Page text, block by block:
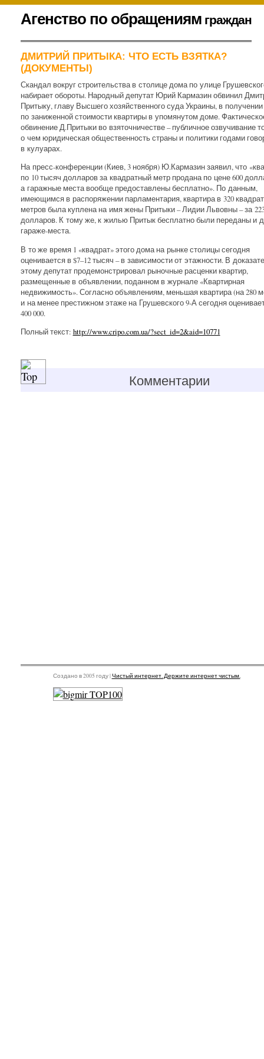
К
содержимому .
Агенство по обращениямграждан
ДМИТРИЙ ПРИТЫКА: ЧТО ЕСТЬ ВЗЯТКА?
(ДОКУМЕНТЫ)
Скандал вокруг строительства в столице дома по улице
набирает обороты. Народный депутат Юрий Кармазин обвинил
Притыку, главу Высшего хозяйственного суда Украины, в получении
по заниженной стоимости квартиры в упомянутом доме.
обвинение Д.Притыки во взяточничестве – публичное озвучивание
о чем юридическая общественность страны и политики годами
в кулуарах.
На пресс-конференции (Киев, 3 ноября) Ю.Кармазин заявил, что
по 10 тысяч долларов за квадратный метр продана по цене 600
а гаражные места вообще предоставлены бесплатно». По данным,
имеющимся в распоряжении парламентария, квартира в 320
метров была куплена на имя жены Притыки – Лидии Львовны – за
долларов. К тому же, к жилью Притык бесплатно были переданы и
гараже-места.
В то же время 1 «квадрат» этого дома на рынке столицы сегодня
оценивается в $7–12тысяч – в зависимости от этажности. В
этому депутат продемонстрировал рыночные расценки квартир,
размещенные в объявлении, поданном в журнале «Квартирная
недвижимость». Согласно объявлениям, меньшая квартира (на 280
и на менее престижном этаже на Грушевского 9-А сегодня
400 000.
Полный текст: http://www.cripo.com.ua/?sect_id=2&aid=10771
Комментарии
Создано в 2005 году |Чистый интернет. Держите интернет чистым.